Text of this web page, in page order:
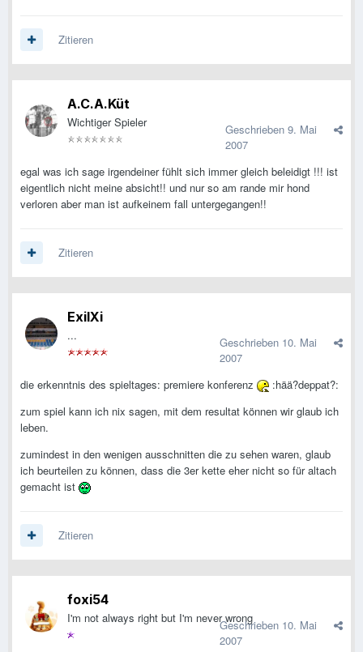
Zitieren
A.C.A.Küt
Wichtiger Spieler Geschrieben 9. Mai
2007
egal was ich sage irgendeiner fühlt sich immer gleich beleidigt !!! ist
eigentlich nicht meine absicht!! und nur so am rande mir hond
verloren aber man ist aufkeinem fall untergegangen!!
Zitieren
ExilXi
... Geschrieben 10. Mai
2007
die erkenntnis des spieltages: premiere konferenz
:hää?deppat?:
zum spiel kann ich nix sagen, mit dem resultat können wir glaub ich
leben.
zumindest in den wenigen ausschnitten die zu sehen waren, glaub
ich beurteilen zu können, dass die 3er kette eher nicht so für altach
gemacht ist
Zitieren
foxi54
I'm not always right but I'm never wrong
Geschrieben 10. Mai
2007